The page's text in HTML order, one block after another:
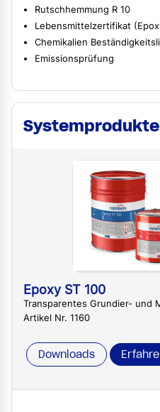
Rutschhemmung R 10
Lebensmittelzertifikat
Chemikalien
Emissionsprüfung
Systemprodukte
Epoxy ST 100
Transparentes Grundier- und
Artikel Nr. 1160
Downloads